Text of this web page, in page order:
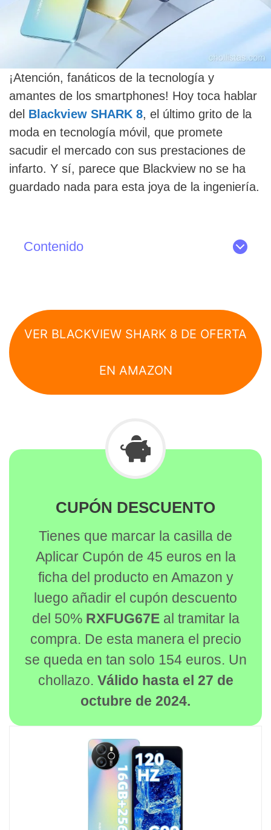
¡Atención, fanáticos de la tecnología y
amantes de los smartphones! Hoy toca hablar
del Blackview SHARK 8, el último grito de la
moda en tecnología móvil, que promete
sacudir el mercado con sus prestaciones de
infarto. Y sí, parece que Blackview no se ha
guardado nada para esta joya de la ingeniería.
Contenido
VER BLACKVIEW SHARK 8 DE OFERTA
EN AMAZON
CUPÓN DESCUENTO
Tienes que marcar la casilla de
Aplicar Cupón de 45 euros en la
ficha del producto en Amazon y
luego añadir el cupón descuento
del 50% RXFUG67Eal tramitar la
compra. De esta manera el precio
se queda en tan solo 154 euros. Un
chollazo. Válido hasta el 27 de
octubre de 2024.